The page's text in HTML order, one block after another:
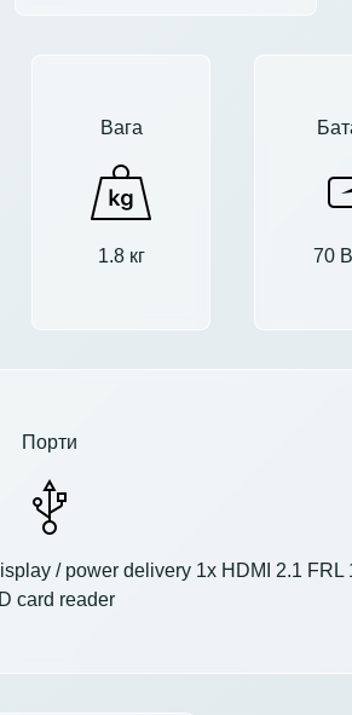
Вага
1.8 кг 70
Порти
/ power delivery 1x HDMI 2.1
card reader